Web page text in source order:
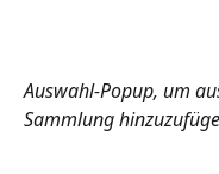
Auswahl-Popup, um
Sammlung